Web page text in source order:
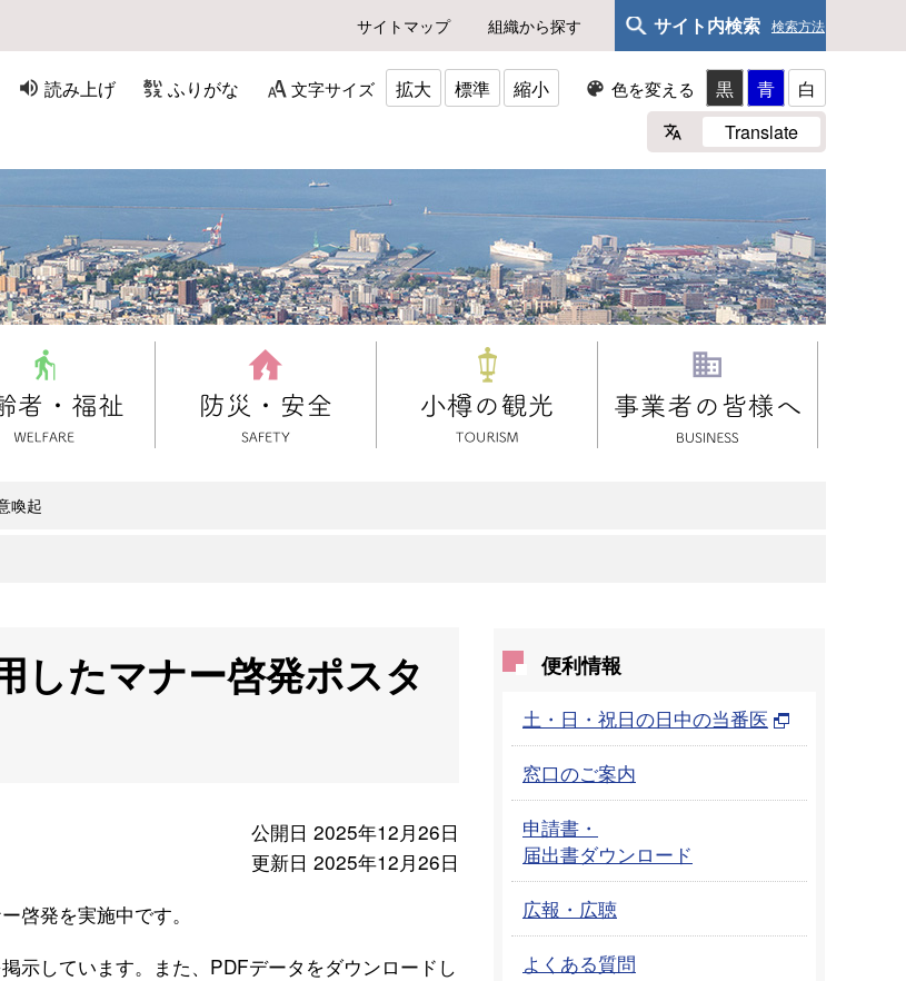
サイトマップ 組織から探す サイト内検索 検索方法
読み上げ ふりがな 文字サイズ 拡大 標準 縮小 色を変える 黒 青
白
Translate
喚起
したマナー啓発ポスタ
公開日 2025年12月26日
更新日 2025年12月26日
啓発を実施中です。
示しています。また、PDFデータをダウンロードし
便利情報
土・日・祝日の日中の当番医
窓口のご案内
申請書・
届出書ダウンロード
広報・広聴
よくある質問